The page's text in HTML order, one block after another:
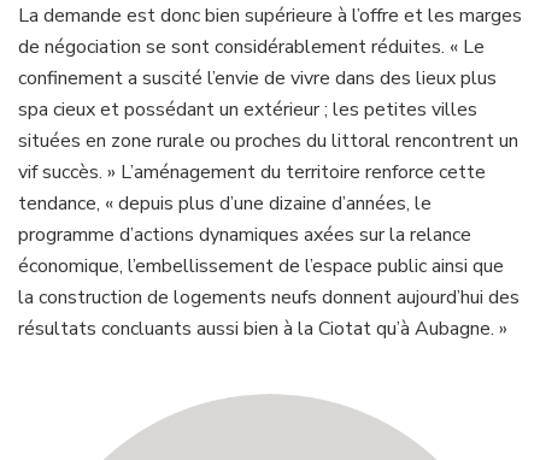
La demande est donc bien supérieure à l’offre et les marges
de négociation se sont considérablement réduites. « Le
confinement a suscité l’envie de vivre dans des lieux plus
spa cieux et possédant un extérieur ; les petites villes
situées en zone rurale ou proches du littoral rencontrent un
vif succès. » L’aménagement du territoire renforce cette
tendance, « depuis plus d’une dizaine d’années, le
programme d’actions dynamiques axées sur la relance
économique, l’embellissement de l’espace public ainsi que
la construction de logements neufs donnent aujourd’hui des
résultats concluants aussi bien à la Ciotat qu’à Aubagne. »